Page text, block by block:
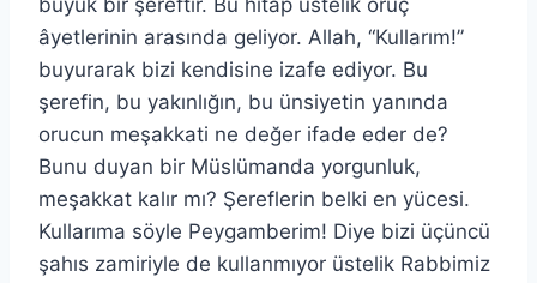
büyük bir şereftir. Bu hitap üstelik oruç
âyetlerinin arasında geliyor. Allah, “Kullarım!”
buyurarak bizi kendisine izafe ediyor. Bu
şerefin, bu yakınlığın, bu ünsiyetin yanında
orucun meşakkati ne değer ifade eder de?
Bunu duyan bir Müslümanda yorgunluk,
meşakkat kalır mı? Şereflerin belki en yücesi.
Kullarıma söyle Peygamberim! Diye bizi üçüncü
şahıs zamiriyle de kullanmıyor üstelik Rabbimiz